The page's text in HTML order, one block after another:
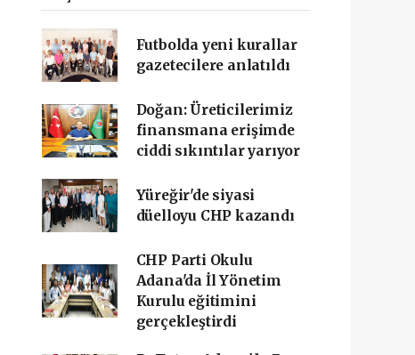
Futbolda yeni kurallar
gazetecilere anlatıldı
Doğan: Üreticilerimiz
finansmana erişimde
ciddi sıkıntılar yarıyor
Yüreğir'de siyasi
düelloyu CHP kazandı
CHP Parti Okulu
Adana'da İl Yönetim
Kurulu eğitimini
gerçekleştirdi